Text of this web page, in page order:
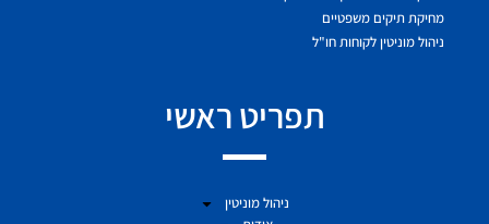
מחיקת תיקים משפטיים
ניהול מוניטין לקוחות חו"ל
תפריט ראשי
ניהול מוניטין